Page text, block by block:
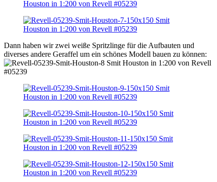
Dann haben wir zwei weiße Spritzlinge für die Aufbauten und
diverses andere Geraffel um ein schönes Modell bauen zu können: